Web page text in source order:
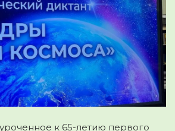
к 65-летию первого